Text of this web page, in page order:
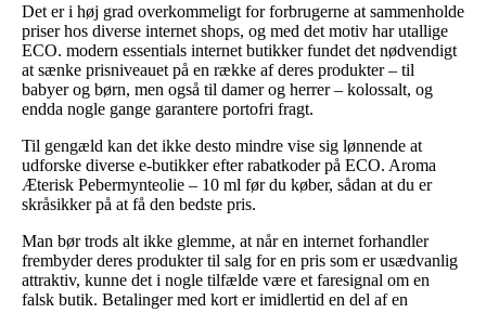
Det er i høj grad overkommeligt for forbrugerne at sammenholde
priser hos diverse internet shops, og med det motiv har utallige
ECO. modern essentials internet butikker fundet det nødvendigt
at sænke prisniveauet på en række af deres produkter – til
babyer og børn, men også til damer og herrer – kolossalt, og
endda nogle gange garantere portofri fragt.
Til gengæld kan det ikke desto mindre vise sig lønnende at
udforske diverse e-butikker efter rabatkoder på ECO. Aroma
Æterisk Pebermynteolie – 10 ml før du køber, sådan at du er
skråsikker på at få den bedste pris.
Man bør trods alt ikke glemme, at når en internet forhandler
frembyder deres produkter til salg for en pris som er usædvanlig
attraktiv, kunne det i nogle tilfælde være et faresignal om en
falsk butik. Betalinger med kort er imidlertid en del af en